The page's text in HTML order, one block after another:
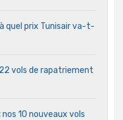
quel prix Tunisair va-t-
vols de rapatriement
nos 10 nouveaux vols